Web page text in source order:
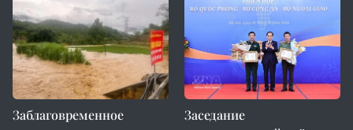
Заблаговременное
Заседание